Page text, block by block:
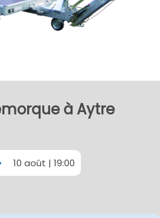
à Aytre
10 août | 19:00